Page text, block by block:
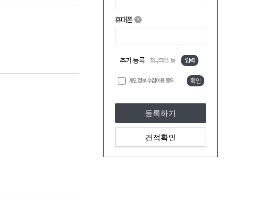
휴대폰
추가 등록 첨부파일 등 입력
개인정보 수집이용 동의 확인
등록하기
견적확인